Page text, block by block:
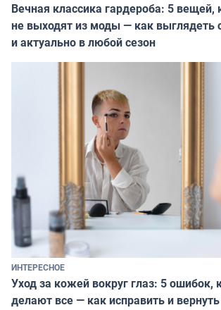
Вечная классика гардероба: 5 вещей,
не выходят из моды — как выглядеть
и актуально в любой сезон
ИНТЕРЕСНОЕ
Уход за кожей вокруг глаз: 5 ошибок,
делают все — как исправить и